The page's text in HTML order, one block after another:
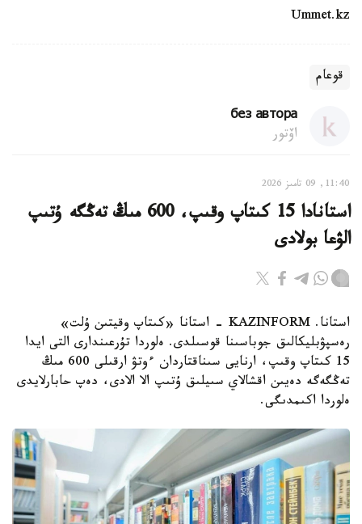
Ummet.kz
قوعام
без автора
اۆتور
11:40, 09 تامىز 2026
استانادا 15 كىتاپ وقىپ، 600 مىڭ تەڭگە ۇتىپ
الۋعا بولادى
استانا. KAZINFORM - استانا «كىتاپ وقيتىن ۇلت»
رەسپۋبليكالىق جوباسىنا قوسىلدى. ەلوردا تۇرعىندارى التى ايدا
15 كىتاپ وقىپ، ارنايى سىناقتاردان ءوتۋ ارقىلى 600 مىڭ
تەڭگەگە دەيىن اقشالاي سىيلىق ۇتىپ الا الادى، دەپ حابارلايدى
ەلوردا اكىمدىگى.